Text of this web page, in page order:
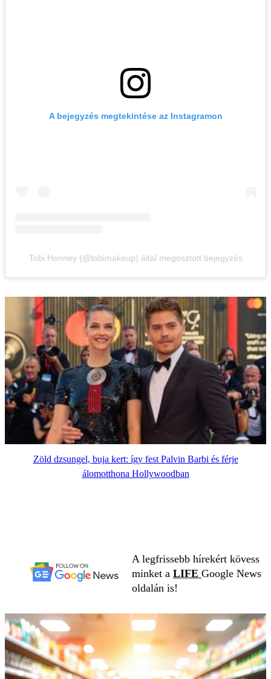
A bejegyzés megtekintése az Instagramon
Tobi Henney (@tobimakeup) által megosztott bejegyzés
Zöld dzsungel, buja kert: így fest Palvin Barbi és férje
álomotthona Hollywoodban
A legfrissebb hírekért kövess
minket a LIFE Google News
oldalán is!